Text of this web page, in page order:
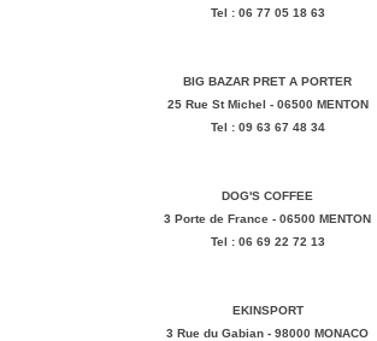
Tel : 06 77 05 18 63
BIG BAZAR PRET A PORTER
25 Rue St Michel - 06500 MENTON
Tel : 09 63 67 48 34
DOG'S COFFEE
3 Porte de France - 06500 MENTON
Tel : 06 69 22 72 13
EKINSPORT
3 Rue du Gabian - 98000 MONACO